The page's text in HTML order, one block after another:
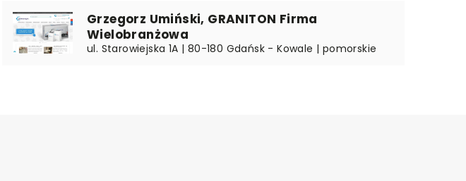
Grzegorz Umiński, GRANITON Firma
Wielobranżowa
ul. Starowiejska 1A | 80-180 Gdańsk - Kowale | pomorskie